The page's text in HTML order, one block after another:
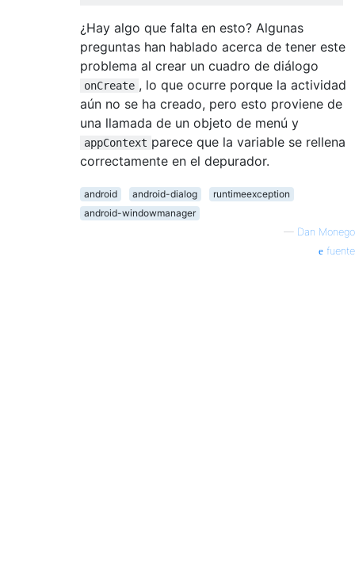
¿Hay algo que falta en esto? Algunas
preguntas han hablado acerca de tener este
problema al crear un cuadro de diálogo
onCreate , lo que ocurre porque la actividad
aún no se ha creado, pero esto proviene de
una llamada de un objeto de menú y
appContext parece que la variable se rellena
correctamente en el depurador.
android android-dialog
runtimeexception
android-windowmanager
— Dan Monego
fuente